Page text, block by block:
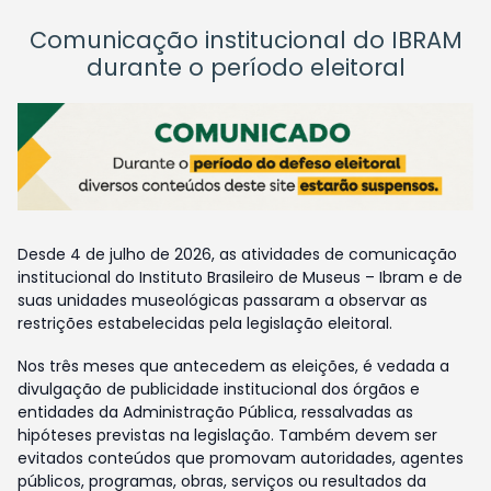
Comunicação institucional do IBRAM
durante o período eleitoral
Desde 4 de julho de 2026, as atividades de comunicação
institucional do Instituto Brasileiro de Museus – Ibram e de
suas unidades museológicas passaram a observar as
restrições estabelecidas pela legislação eleitoral.
Nos três meses que antecedem as eleições, é vedada a
divulgação de publicidade institucional dos órgãos e
entidades da Administração Pública, ressalvadas as
hipóteses previstas na legislação. Também devem ser
evitados conteúdos que promovam autoridades, agentes
públicos, programas, obras, serviços ou resultados da